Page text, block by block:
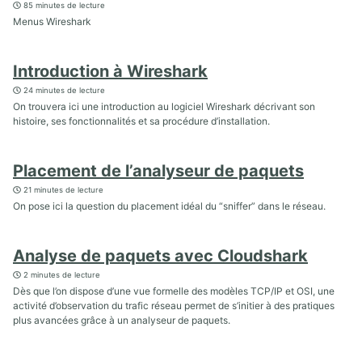
85 minutes de lecture
Menus Wireshark
Introduction à Wireshark
24 minutes de lecture
On trouvera ici une introduction au logiciel Wireshark décrivant son
histoire, ses fonctionnalités et sa procédure d’installation.
Placement de l’analyseur de paquets
21 minutes de lecture
On pose ici la question du placement idéal du “sniffer” dans le réseau.
Analyse de paquets avec Cloudshark
2 minutes de lecture
Dès que l’on dispose d’une vue formelle des modèles TCP/IP et OSI, une
activité d’observation du trafic réseau permet de s’initier à des pratiques
plus avancées grâce à un analyseur de paquets.